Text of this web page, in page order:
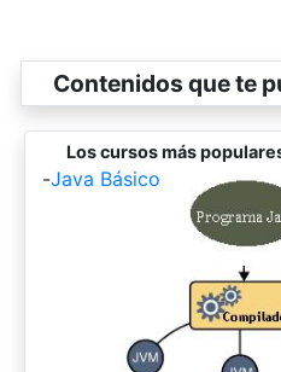
Contenidos que te
Los cursos más
-Java Básico